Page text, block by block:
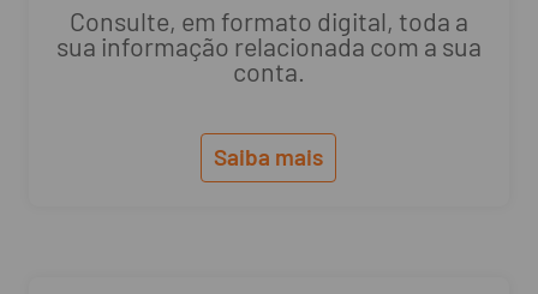
Consulte, em formato digital, toda a
sua informação relacionada com a sua
conta.
Saiba mais